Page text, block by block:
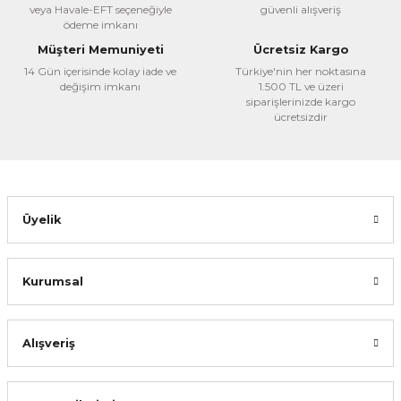
Ürün bilgilerinde hatalar bulunuyor.
veya Havale-EFT seçeneğiyle
ödeme imkanı
güvenli alışveriş
Müşteri Memuniyeti
14 Gün içerisinde kolay iade ve
değişim imkanı
Ücretsiz Kargo
Türkiye'nin her noktasına
1.500 TL ve üzeri
siparişlerinizde kargo
ücretsizdir
Üyelik
Kurumsal
Alışveriş